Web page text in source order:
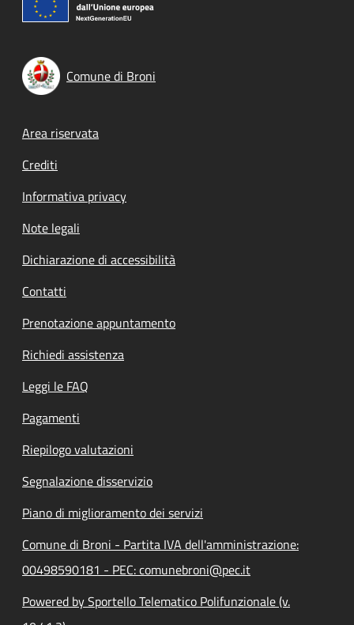
Comune di Broni
Footer menu
Area riservata
Crediti
Informativa privacy
Note legali
Dichiarazione di accessibilità
Contatti
Prenotazione appuntamento
Richiedi assistenza
Leggi le FAQ
Pagamenti
Riepilogo valutazioni
Segnalazione disservizio
Piano di miglioramento dei servizi
Comune di Broni - Partita IVA dell'amministrazione:
00498590181 - PEC: comunebroni@pec.it
Powered by Sportello Telematico Polifunzionale (v.